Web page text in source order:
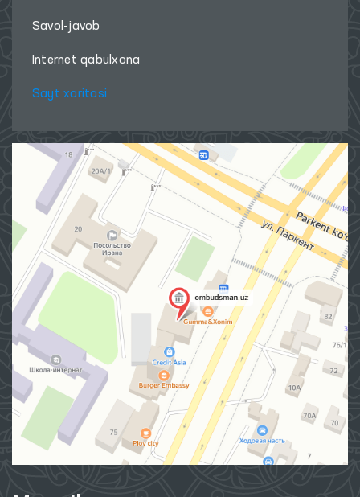
Savol-javob
Internet qabulxona
Sayt xaritasi